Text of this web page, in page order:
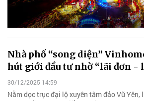
Nhà phố “song diện”
hút giới đầu tư nhờ “lãi đơn -
30/12/2025 14:59
Nằm dọc trục đại lộ xuyên tâm đảo Vũ Yên,